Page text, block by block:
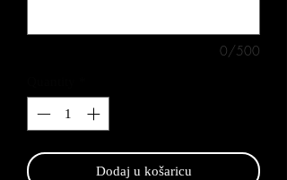
0/500
Dodaj u košaricu